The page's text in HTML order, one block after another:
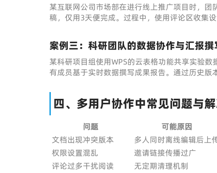
某互联网公司市场部在进行线上推广项目时，
稿，仅用3天便完成。过程中，使用评论区收集
案例三：科研团队的数据协作与汇报撰
某科研项目组使用WPS的云表格功能共享实验
有成员基于实时数据撰写成果报告。通过历史版
四、多用户协作中常见问题与
问题 可能原因
文档出现冲突版本
多人同时离线编辑后上
权限设置混乱
邀请链接传播过广
评论过多干扰阅读
无定期清理机制